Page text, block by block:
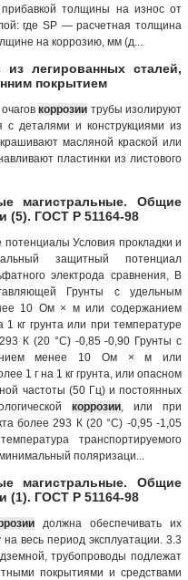
толщины на износ от
где SР — расчетная толщина
на коррозию, мм (д...
легированных сталей,
покрытием
коррозии трубы изолируют
с деталями и конструкциями из
масляной краской или
пластинки из листового
магистральные. Общие
(5). ГОСТ Р 51164-98
Условия прокладки и
защитный потенциал
электрода сравнения, В
Грунты с удельным
10 Ом × м или содержанием
кг грунта или при температуре
К (20 °С) -0,85 -0,90 Грунты с
менее 10 Ом × м или
1 г на 1 кг грунта, или опасном
частоты (50 Гц) и постоянных
коррозии, или при
более 293 К (20 °С) -0,95 -1,05
транспортируемого
поляризаци...
магистральные. Общие
(1). ГОСТ Р 51164-98
должна обеспечивать их
весь период эксплуатации. 3.3
трубопроводы подлежат
покрытиями и средствами